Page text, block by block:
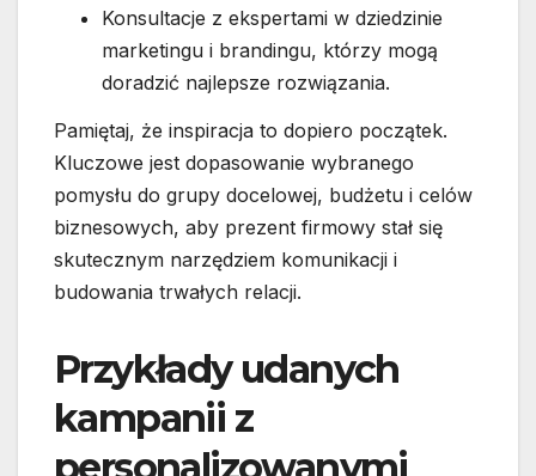
Konsultacje z ekspertami w dziedzinie
marketingu i brandingu, którzy mogą
doradzić najlepsze rozwiązania.
Pamiętaj, że inspiracja to dopiero początek.
Kluczowe jest dopasowanie wybranego
pomysłu do grupy docelowej, budżetu i celów
biznesowych, aby prezent firmowy stał się
skutecznym narzędziem komunikacji i
budowania trwałych relacji.
Przykłady udanych
kampanii z